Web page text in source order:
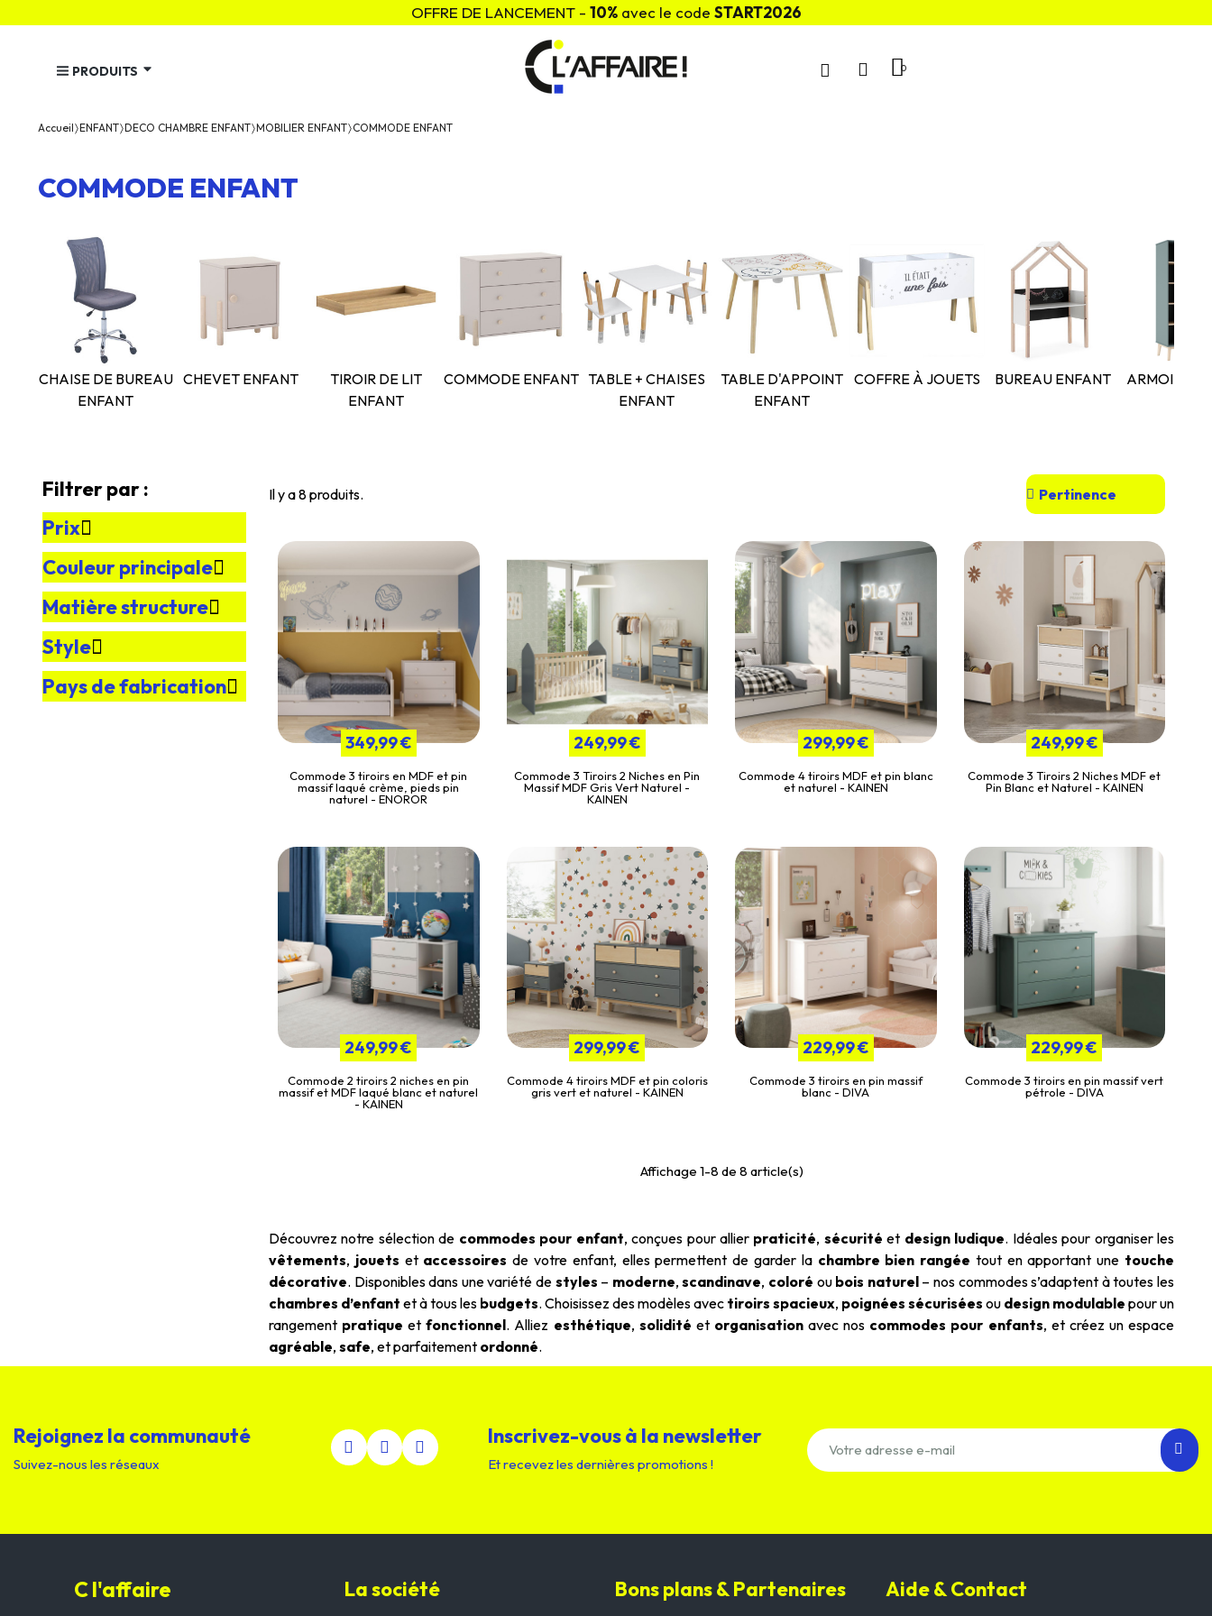
OFFRE DE LANCEMENT - 10%avec le code START2026
PRODUITS
Accueil ENFANT DECO CHAMBRE ENFANT MOBILIER ENFANT COMMODE ENFANT
COMMODE ENFANT
CHAISE DE BUREAU
ENFANT
CHEVET ENFANT
TIROIR DE LIT
ENFANT
COMMODE ENFANT TABLE + CHAISES
ENFANT
TABLE D'APPOINT
ENFANT
COFFRE À JOUETS BUREAU ENFANT ARMOIRE
Filtrer par :
Prix
Couleur principale
Matière structure
Style
Pays de fabrication
Il y a 8 produits.
349,99 €
Commode 3 tiroirs en MDF et pin
massif laqué crème, pieds pin
naturel - ENOROR
249,99 €
Commode 3 Tiroirs 2 Niches en Pin
Massif MDF Gris Vert Naturel -
KAINEN
299,99 €
Commode 4 tiroirs MDF et pin blanc
et naturel - KAINEN
249,99 €
Commode 3 Tiroirs 2 Niches MDF et
Pin Blanc et Naturel - KAINEN
249,99 €
Commode 2 tiroirs 2 niches en pin
massif et MDF laqué blanc et naturel
- KAINEN
299,99 €
Commode 4 tiroirs MDF et pin coloris
gris vert et naturel - KAINEN
229,99 €
Commode 3 tiroirs en pin massif
blanc - DIVA
229,99 €
Commode 3 tiroirs en pin massif vert
pétrole - DIVA
Affichage 1-8 de 8 article(s)
Découvrez notre sélection de commodes pour enfant, conçues pour allier praticité, sécurité et design ludique. Idéales pour organiser les
vêtements, jouets et accessoires de votre enfant, elles permettent de garder la chambre bien rangée tout en apportant une touche
décorative. Disponibles dans une variété de styles – moderne,scandinave, coloré ou bois naturel– nos commodes s’adaptent à toutes les
chambres d’enfant et à tous les budgets. Choisissez des modèles avec tiroirs spacieux, poignées sécurisées ou design modulable pour un
rangement pratique etfonctionnel. Alliez esthétique, solidité et organisation avec nos commodes pour enfants, et créez un espace
agréable, safe, et parfaitement ordonné.
Rejoignez la communauté
Suivez-nous les réseaux
Inscrivez-vous à la newsletter
Et recevez les dernières promotions !
C l'affaire La société Bons plans & Partenaires Aide & Contact